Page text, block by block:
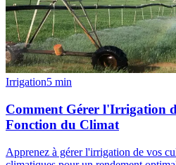
Irrigation5 min
Comment Gérer l'Irrigation
Fonction du Climat
Apprenez à gérer l'irrigation de vos